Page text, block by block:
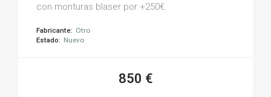
con monturas blaser por +250€.
Fabricante: Otro
Estado: Nuevo
850 €